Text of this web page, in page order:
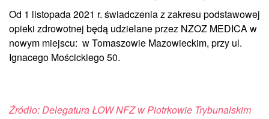
Od 1 listopada 2021 r. świadczenia z zakresu podstawowej
opieki zdrowotnej będą udzielane przez NZOZ MEDICA w
nowym miejscu: w Tomaszowie Mazowieckim, przy ul.
Ignacego Mościckiego 50.
Źródło: Delegatura ŁOW NFZ w Piotrkowie Trybunalskim